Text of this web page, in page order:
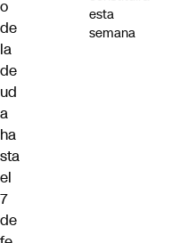
o
de
la
de
ud
a
ha
sta
el
7
de
esta
semana